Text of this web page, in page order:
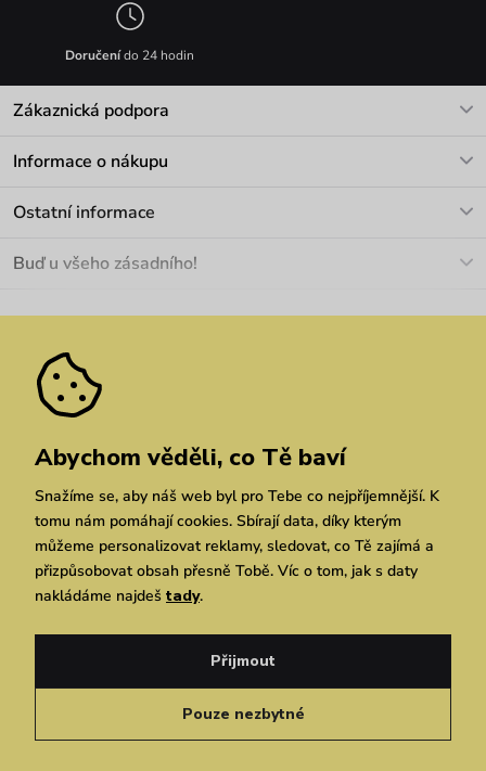
Doručenído 24 hodin
Zákaznická podpora
Informace o nákupu
Materiály a údržba
Pozáruční opravy
Ostatní informace
Velkoobchod
We Care
Dárkové poukazy
Vuchlook
Prodejny
Praha Brno Chrudim
Buď u všeho zásadního!
Zásady ochrany osobních údajů
Simplia.cz
Zásady ochrany osobních údajů
Čeština
Abychom věděli, co Tě baví
Snažíme se, aby náš web byl pro Tebe co nejpříjemnější. K
tomu nám pomáhají cookies. Sbírají data, díky kterým
můžeme personalizovat reklamy, sledovat, co Tě zajímá a
přizpůsobovat obsah přesně Tobě. Víc o tom, jak s daty
nakládáme najdeš tady.
Pouze nezbytné
Přijmout